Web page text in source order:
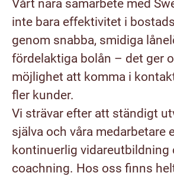
Vårt nära samarbete med
inte bara effektivitet i
genom snabba, smidiga
fördelaktiga bolån – det ger
möjlighet att komma i
fler kunder.
Vi strävar efter att ständigt
själva och våra medarbetare
kontinuerlig vidareutbildning
coachning. Hos oss finns